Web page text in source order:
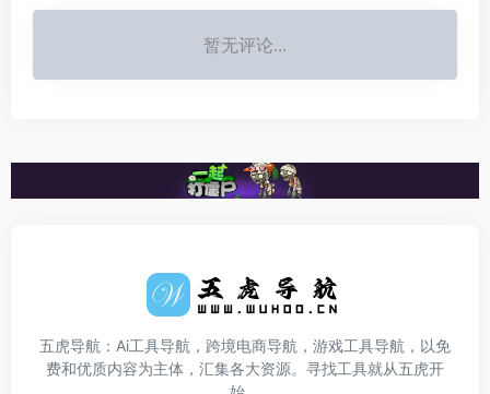
暂无评论...
五虎导航：Ai工具导航，跨境电商导航，游戏工具导航，以免
费和优质内容为主体，汇集各大资源。寻找工具就从五虎开